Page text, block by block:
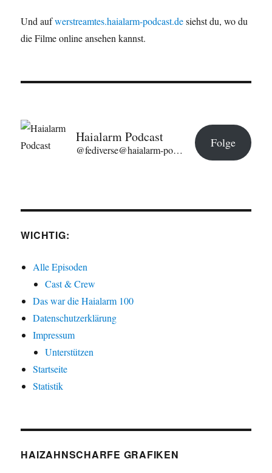
Und aufwerstreamtes.haialarm-podcast.desiehst du, wo du
die Filme online ansehen kannst.
Haialarm Podcast
@fediverse@haialarm-podcast.de
Folge
WICHTIG:
Alle Episoden
Cast & Crew
Das war die Haialarm 100
Datenschutzerklärung
Impressum
Unterstützen
Startseite
Statistik
HAIZAHNSCHARFE GRAFIKEN